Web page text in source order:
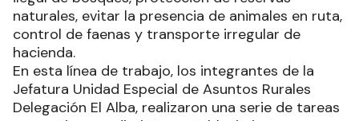
naturales, evitar la presencia de animales en ruta,
control de faenas y transporte irregular de
hacienda.
En esta línea de trabajo, los integrantes de la
Jefatura Unidad Especial de Asuntos Rurales
Delegación El Alba, realizaron una serie de tareas